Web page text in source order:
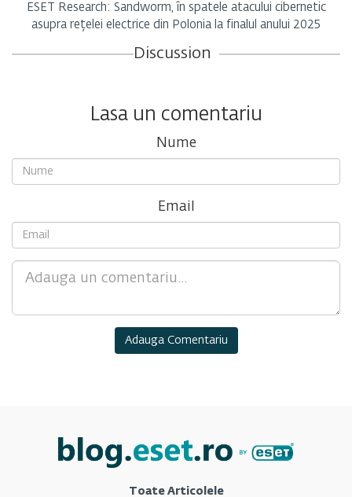
ESET Research: Sandworm, în spatele atacului cibernetic
asupra rețelei electrice din Polonia la finalul anului 2025
Discussion
Lasa un comentariu
Nume
Email
Toate Articolele